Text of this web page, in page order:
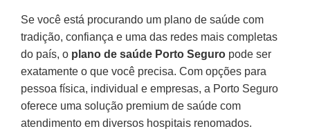
Se você está procurando um plano de saúde com
tradição, confiança e uma das redes mais completas
do país, o plano de saúde Porto Seguro pode ser
exatamente o que você precisa. Com opções para
pessoa física, individual e empresas, a Porto Seguro
oferece uma solução premium de saúde com
atendimento em diversos hospitais renomados.